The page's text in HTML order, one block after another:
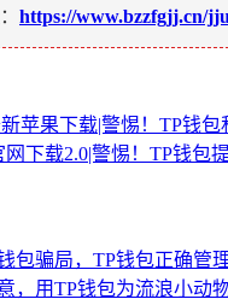
https://www.bzzfgjj.cn/
苹果下载|警惕！TP钱
网下载2.0|警惕！TP钱包
包骗局，TP钱包正确管
，用TP钱包为流浪小动